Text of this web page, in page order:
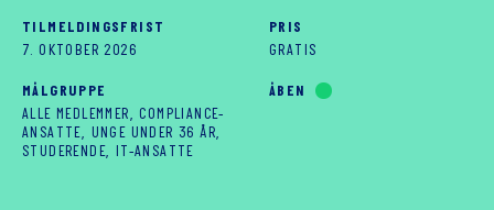
TILMELDINGSFRIST
7. OKTOBER 2026
PRIS
GRATIS
MÅLGRUPPE
ALLE MEDLEMMER, COMPLIANCE-
ANSATTE, UNGE UNDER 36 ÅR,
STUDERENDE, IT-ANSATTE
ÅBEN